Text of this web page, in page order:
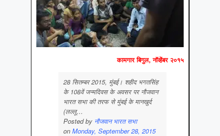
कामगार बिगुल, नॉव्‍हेंबर २०१५
28 सितम्‍बर 2015, मुंबई। शहीद भगतसिंह
के 108वें जन्‍मदिवस के अवसर पर नौजवान
भारत सभा की तरफ से मुंबई के मानखुर्द
(लल्‍लू…
Posted by नौजवान भारत सभा
on Monday, September 28, 2015